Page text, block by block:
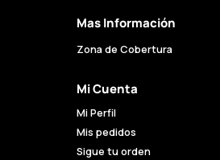
Mas Información
Zona de Cobertura
Mi Cuenta
Mi Perfil
Mis pedidos
Sigue tu orden